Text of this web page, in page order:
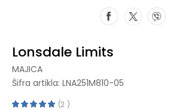
Lonsdale Limits
MAJICA
Šifra artikla: LNA251M810-05
2